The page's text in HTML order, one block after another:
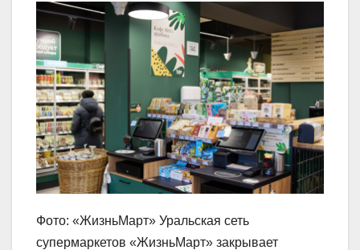
Фото: «ЖизньМарт» Уральская сеть
супермаркетов «ЖизньМарт» закрывает